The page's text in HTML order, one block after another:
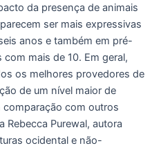
da presença de animais
ser mais expressivas
anos e também em pré-
mais de 10. Em geral,
os melhores provedores de
de um nível maior de
comparação com outros
Rebecca Purewal, autora
ocidental e não-